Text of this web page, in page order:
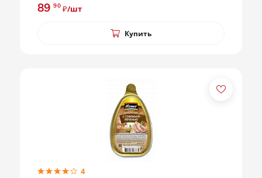
89 90 ₽/шт
Купить
4